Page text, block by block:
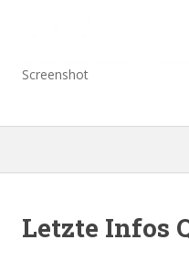
Screenshot
Letzte Infos